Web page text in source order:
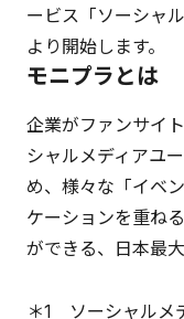
ービス「ソーシャ
より開始します。
モニプラとは
企業がファンサイ
シャルメディアユ
め、様々な「イベ
ケーションを重ね
ができる、日本最
＊1 ソーシャルメ